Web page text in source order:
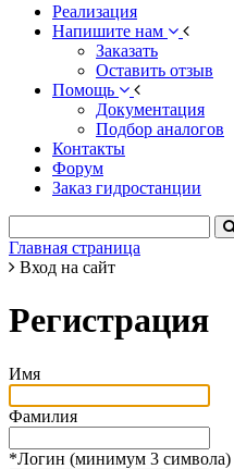
Реализация
Напишите нам
Заказать
Оставить отзыв
Помощь
Документация
Подбор аналогов
Контакты
Форум
Заказ гидростанции
Главная страница
Вход на сайт
Регистрация
Имя
Фамилия
*Логин (минимум 3 символа)